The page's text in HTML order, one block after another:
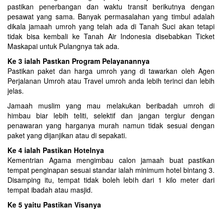
pastikan penerbangan dan waktu transit berikutnya dengan
pesawat yang sama. Banyak permasalahan yang timbul adalah
dikala jamaah umroh yang telah ada di Tanah Suci akan tetapi
tidak bisa kembali ke Tanah Air Indonesia disebabkan Ticket
Maskapai untuk Pulangnya tak ada.
Ke 3 ialah Pastkan Program Pelayanannya
Pastikan paket dan harga umroh yang di tawarkan oleh Agen
Perjalanan Umroh atau Travel umroh anda lebih terinci dan lebih
jelas.
Jamaah muslim yang mau melakukan beribadah umroh di
himbau biar lebih teliti, selektif dan jangan tergiur dengan
penawaran yang harganya murah namun tidak sesuai dengan
paket yang dijanjikan atau di sepakati.
Ke 4 ialah Pastikan Hotelnya
Kementrian Agama mengimbau calon jamaah buat pastikan
tempat penginapan sesuai standar ialah minimum hotel bintang 3.
Disamping itu, tempat tidak boleh lebih dari 1 kilo meter dari
tempat ibadah atau masjid.
Ke 5 yaitu Pastikan Visanya